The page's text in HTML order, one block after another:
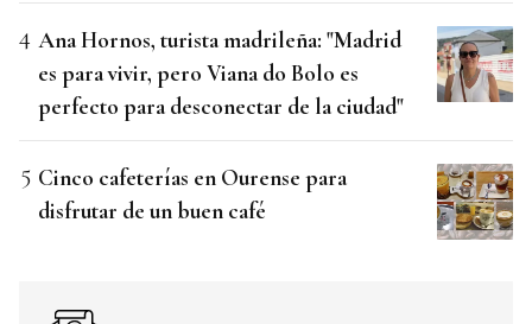
Ana Hornos, turista madrileña: "Madrid
es para vivir, pero Viana do Bolo es
perfecto para desconectar de la ciudad"
Cinco cafeterías en Ourense para
disfrutar de un buen café